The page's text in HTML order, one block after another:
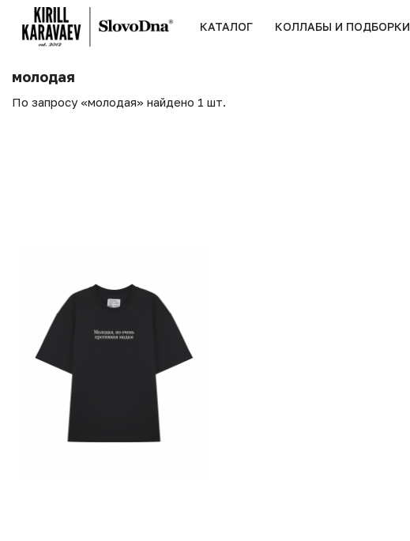
КАТАЛОГ КОЛЛАБЫ И ПОДБОРКИ
молодая
По запросу «молодая» найдено 1 шт.